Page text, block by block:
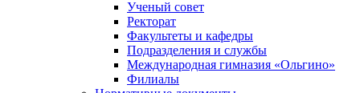
Ученый совет
Ректорат
Факультеты и кафедры
Подразделения и службы
Международная гимназия «Ольгино»
Филиалы